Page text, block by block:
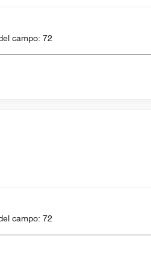
yardas , Par del campo: 72
yardas , Par del campo: 72